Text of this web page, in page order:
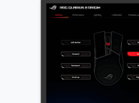
Интерактивна
аеродром Таојуан -